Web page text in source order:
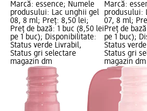
Marcă: essence; Numele
produsului: Lac unghii gel
08, 8 ml; Preț: 8,50 lei;
Preț de bază: 1 buc (8,50 lei
pe 1 buc); Disponibilitate:
Status verde Livrabil,
Status gri selectare
magazin dm
Marcă:
produsului:
07, 8 ml;
Preț de
pe 1 buc);
Status
Status gri
magazin dm